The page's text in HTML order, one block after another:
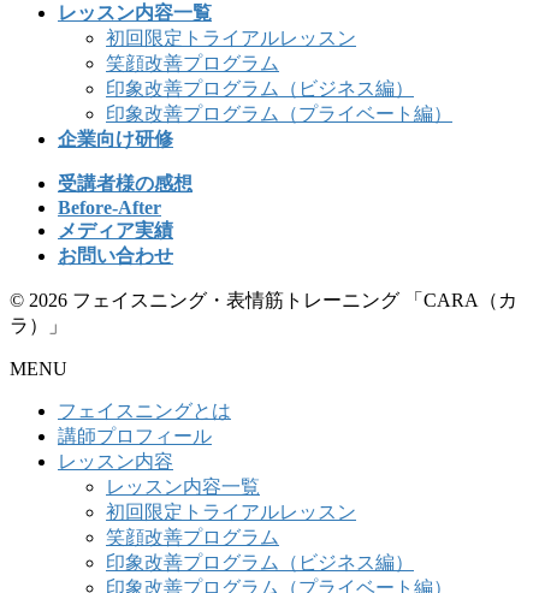
レッスン内容一覧
初回限定トライアルレッスン
笑顔改善プログラム
印象改善プログラム（ビジネス編）
印象改善プログラム（プライベート編）
企業向け研修
受講者様の感想
Before-After
メディア実績
お問い合わせ
© 2026 フェイスニング・表情筋トレーニング 「CARA（カ
ラ）」
MENU
フェイスニングとは
講師プロフィール
レッスン内容
レッスン内容一覧
初回限定トライアルレッスン
笑顔改善プログラム
印象改善プログラム（ビジネス編）
印象改善プログラム（プライベート編）